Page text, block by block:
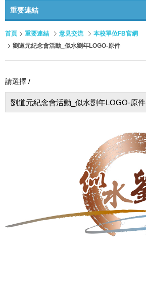
重要連結
首頁 重要連結 意見交流
本校單位FB官網
劉道元紀念會活動_似水劉年LOGO-原件
請選擇 /
劉道元紀念會活動_似水劉年LOGO-原件